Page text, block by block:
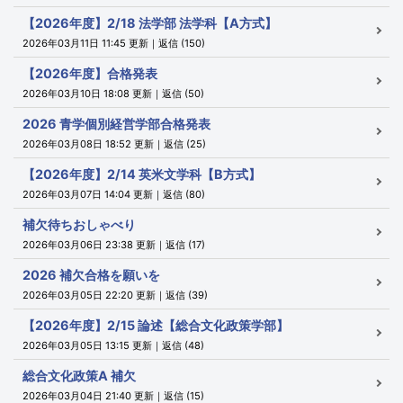
【2026年度】2/18 法学部 法学科【A方式】
2026年03月11日 11:45 更新｜返信 (150)
【2026年度】合格発表
2026年03月10日 18:08 更新｜返信 (50)
2026 青学個別経営学部合格発表
2026年03月08日 18:52 更新｜返信 (25)
【2026年度】2/14 英米文学科【B方式】
2026年03月07日 14:04 更新｜返信 (80)
補欠待ちおしゃべり
2026年03月06日 23:38 更新｜返信 (17)
2026 補欠合格を願いを
2026年03月05日 22:20 更新｜返信 (39)
【2026年度】2/15 論述【総合文化政策学部】
2026年03月05日 13:15 更新｜返信 (48)
総合文化政策A 補欠
2026年03月04日 21:40 更新｜返信 (15)